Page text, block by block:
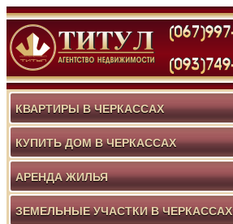
КВАРТИРЫ В ЧЕРКАССАХ
КУПИТЬ ДОМ В ЧЕРКАССАХ
АРЕНДА ЖИЛЬЯ
ЗЕМЕЛЬНЫЕ УЧАСТКИ В ЧЕРКАССАХ